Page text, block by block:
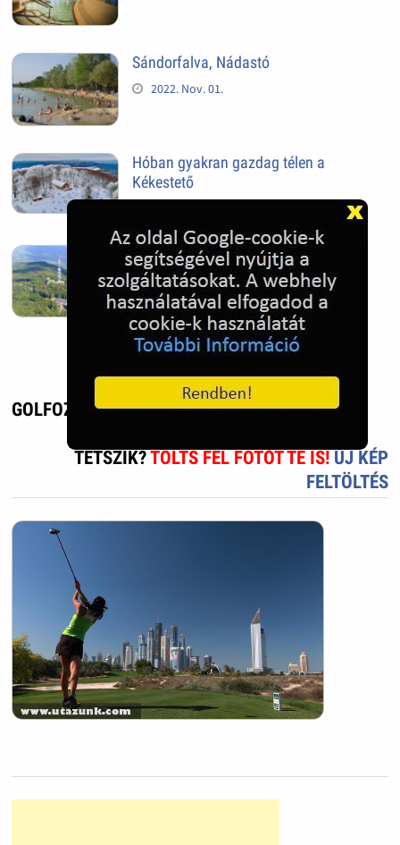
Sándorfalva, Nádastó
2022. Nov. 01.
Hóban gyakran gazdag télen a
Kékestető
Kékestető település
2022. Nov. 01.
GOLFOZÁS DUBAIBAN - UTAZÁS, ÉLMÉNY
TETSZIK?TÖLTS FEL FOTÓT TE IS! ÚJ KÉP
FELTÖLTÉS